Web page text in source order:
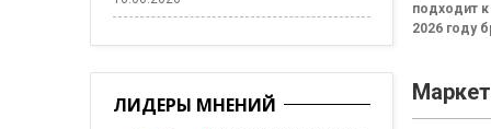
подходит
2026 году
новые
ЛИДЕРЫ МНЕНИЙ